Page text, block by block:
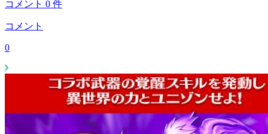
コメント 0 件
コメント
0